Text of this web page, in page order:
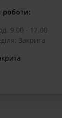
роботи:
9.00 - 17.00
Закрита